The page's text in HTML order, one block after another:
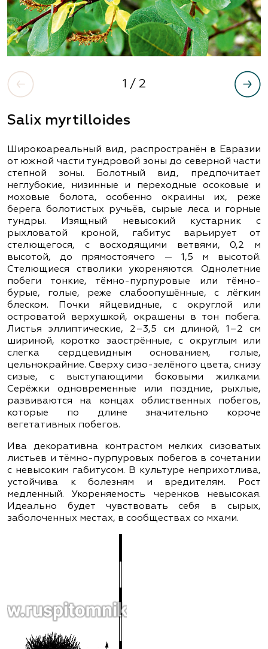
1 / 2
Salix myrtilloides
Широкоареальный вид, распространён в Евразии
от южной части тундровой зоны до северной части
степной зоны. Болотный вид, предпочитает
неглубокие, низинные и переходные осоковые и
моховые болота, особенно окраины их, реже
берега болотистых ручьёв, сырые леса и горные
тундры. Изящный невысокий кустарник с
рыхловатой кроной, габитус варьирует от
стелющегося, с восходящими ветвями, 0,2 м
высотой, до прямостоячего — 1,5 м высотой.
Стелющиеся стволики укореняются. Однолетние
побеги тонкие, тёмно-пурпуровые или тёмно-
бурые, голые, реже слабоопушённые, с лёгким
блеском. Почки яйцевидные, с округлой или
островатой верхушкой, окрашены в тон побега.
Листья эллиптические, 2–3,5 см длиной, 1–2 см
шириной, коротко заострённые, с округлым или
слегка сердцевидным основанием, голые,
цельнокрайние. Сверху сизо-зелёного цвета, снизу
сизые, с выступающими боковыми жилками.
Серёжки одновременные или поздние, рыхлые,
развиваются на концах облиственных побегов,
которые по длине значительно короче
вегетативных побегов.
Ива декоративна контрастом мелких сизоватых
листьев и тёмно-пурпуровых побегов в сочетании
с невысоким габитусом. В культуре неприхотлива,
устойчива к болезням и вредителям. Рост
медленный. Укореняемость черенков невысокая.
Идеально будет чувствовать себя в сырых,
заболоченных местах, в сообществах со мхами.